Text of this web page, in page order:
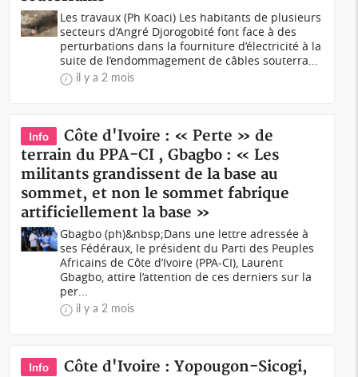
Les travaux (Ph Koaci) Les habitants de plusieurs
secteurs d’Angré Djorogobité font face à des
perturbations dans la fourniture d’électricité à la
suite de l’endommagement de câbles souterra...
il y a 2 mois
Info
Côte d'Ivoire : « Perte » de
terrain du PPA-CI , Gbagbo : « Les
militants grandissent de la base au
sommet, et non le sommet fabrique
artificiellement la base »
Gbagbo (ph)&nbsp;Dans une lettre adressée à
ses Fédéraux, le président du Parti des Peuples
Africains de Côte d’Ivoire (PPA-CI), Laurent
Gbagbo, attire l’attention de ces derniers sur la
per...
il y a 2 mois
Info
Côte d'Ivoire : Yopougon-Sicogi,